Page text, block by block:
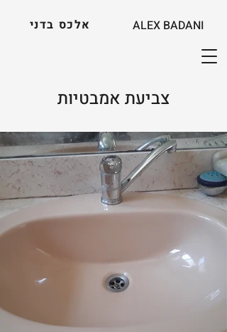
אלכס בדני ALEX BADANI
צביעת אמבטיות